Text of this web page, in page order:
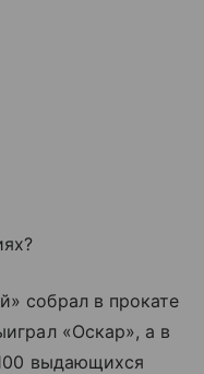
собрал в прокате
«Оскар», а в
выдающихся